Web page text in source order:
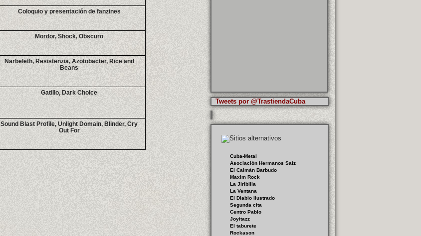
Coloquio y presentación de fanzines
Mordor, Shock, Obscuro
Narbeleth, Resistenzia, Azotobacter, Rice and
Beans
Gatillo, Dark Choice
Sound Blast Profile, Unlight Domain, Blinder, Cry
Out For
Tweets por @TrastiendaCuba
Cuba-Metal
Asociación Hermanos Saíz
El Caimán Barbudo
Maxim Rock
La Jiribilla
La Ventana
El Diablo Ilustrado
Segunda cita
Centro Pablo
Joyitazz
El taburete
Rockason